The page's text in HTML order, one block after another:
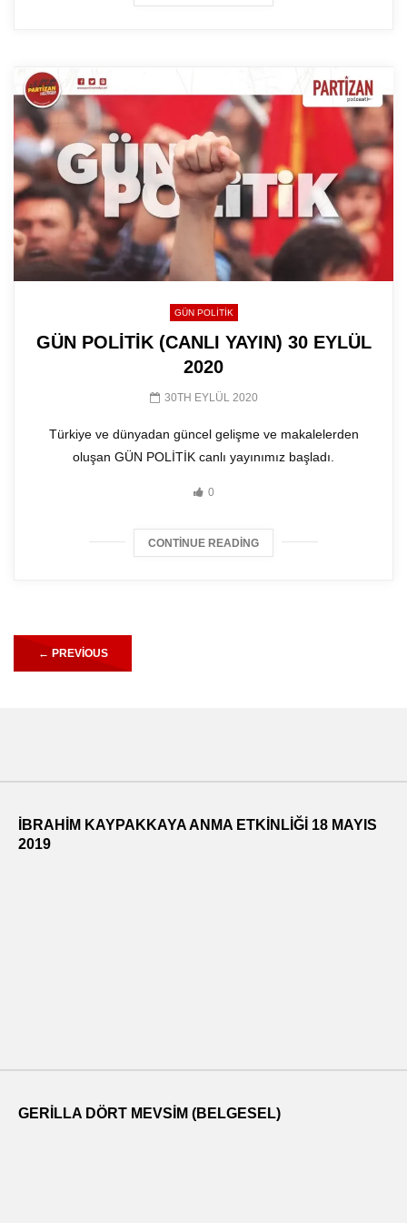
GÜN POLITIK
GÜN POLİTİK (CANLI YAYIN) 30 EYLÜL
2020
30TH EYLÜL 2020
Türkiye ve dünyadan güncel gelişme ve makalelerden
oluşan GÜN POLİTİK canlı yayınımız başladı.
0
CONTINUE READING
← PREVIOUS
İBRAHİM KAYPAKKAYA ANMA ETKİNLİĞİ 18 MAYIS
2019
GERILLA DÖRT MEVSIM (BELGESEL)